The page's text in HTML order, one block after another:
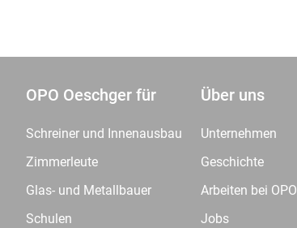
OPO Oeschger für
Schreiner und Innenausbau
Zimmerleute
Glas- und Metallbauer
Schulen
Über uns
Unternehmen
Geschichte
Arbeiten bei OPO
Jobs